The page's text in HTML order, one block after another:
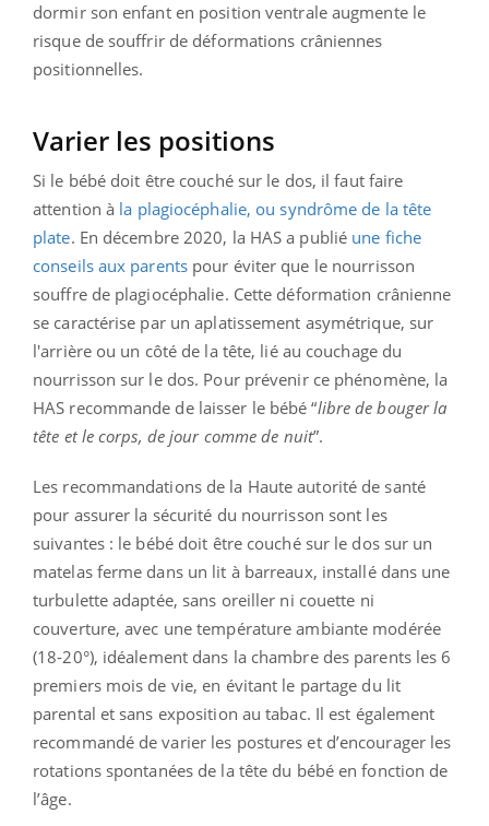
dormir son enfant en position ventrale augmente le
risque de souffrir de déformations crâniennes
positionnelles.
Varier les positions
Si le bébé doit être couché sur le dos, il faut faire
attention à la plagiocéphalie, ou syndrôme de la tête
plate. En décembre 2020, la HAS a publié une fiche
conseils aux parents pour éviter que le nourrisson
souffre de plagiocéphalie. Cette déformation crânienne
se caractérise par un aplatissement asymétrique, sur
l'arrière ou un côté de la tête, lié au couchage du
nourrisson sur le dos. Pour prévenir ce phénomène, la
HAS recommande de laisser le bébé “libre de bouger la
tête et le corps, de jour comme de nuit”.
Les recommandations de la Haute autorité de santé
pour assurer la sécurité du nourrisson sont les
suivantes : le bébé doit être couché sur le dos sur un
matelas ferme dans un lit à barreaux, installé dans une
turbulette adaptée, sans oreiller ni couette ni
couverture, avec une température ambiante modérée
(18-20°), idéalement dans la chambre des parents les 6
premiers mois de vie, en évitant le partage du lit
parental et sans exposition au tabac. Il est également
recommandé de varier les postures et d’encourager les
rotations spontanées de la tête du bébé en fonction de
l’âge.